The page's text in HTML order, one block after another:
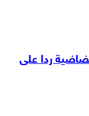
ردا على